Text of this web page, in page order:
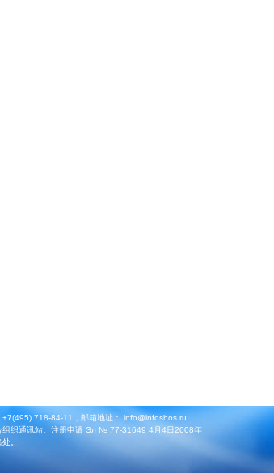
718-84-11，邮箱地址： info@infoshos.ru
组织通讯站。注册申请 Эл № 77-31649 4月4日2008年
。